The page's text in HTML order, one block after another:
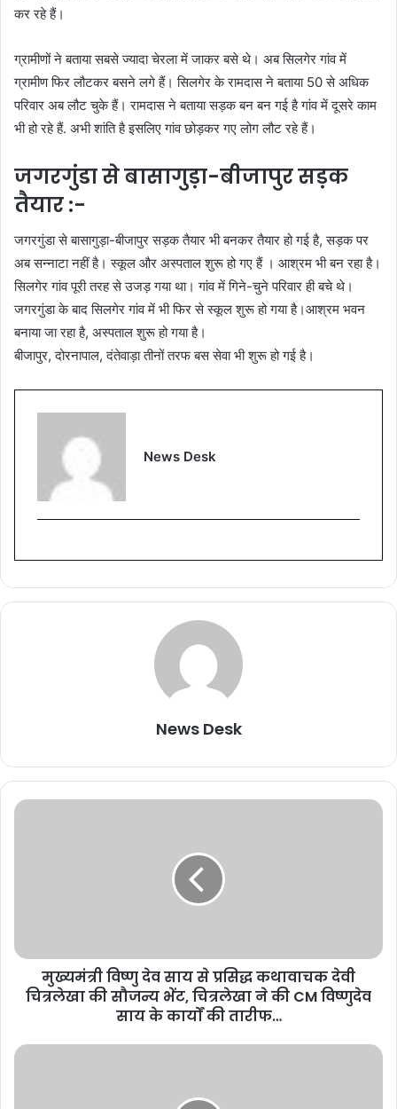
कर रहे हैं।
ग्रामीणों ने बताया सबसे ज्यादा चेरला में जाकर बसे थे। अब सिलगेर गांव में
ग्रामीण फिर लौटकर बसने लगे हैं। सिलगेर के रामदास ने बताया 50 से अधिक
परिवार अब लौट चुके हैं। रामदास ने बताया सड़क बन बन गई है गांव में दूसरे काम
भी हो रहे हैं. अभी शांति है इसलिए गांव छोड़कर गए लोग लौट रहे हैं।
जगरगुंडा से बासागुड़ा-बीजापुर सड़क
तैयार :-
जगरगुंडा से बासागुड़ा-बीजापुर सड़क तैयार भी बनकर तैयार हो गई है, सड़क पर
अब सन्नाटा नहीं है। स्कूल और अस्पताल शुरू हो गए हैं । आश्रम भी बन रहा है।
सिलगेर गांव पूरी तरह से उजड़ गया था। गांव में गिने-चुने परिवार ही बचे थे।
जगरगुंडा के बाद सिलगेर गांव में भी फिर से स्कूल शुरू हो गया है।आश्रम भवन
बनाया जा रहा है, अस्पताल शुरू हो गया है।
बीजापुर, दोरनापाल, दंतेवाड़ा तीनों तरफ बस सेवा भी शुरू हो गई है।
News Desk
News Desk
मुख्यमंत्री विष्णु देव साय से प्रसिद्ध कथावाचक देवी
चित्रलेखा की सौजन्य भेंट, चित्रलेखा ने की CM विष्णुदेव
साय के कार्यों की तारीफ…